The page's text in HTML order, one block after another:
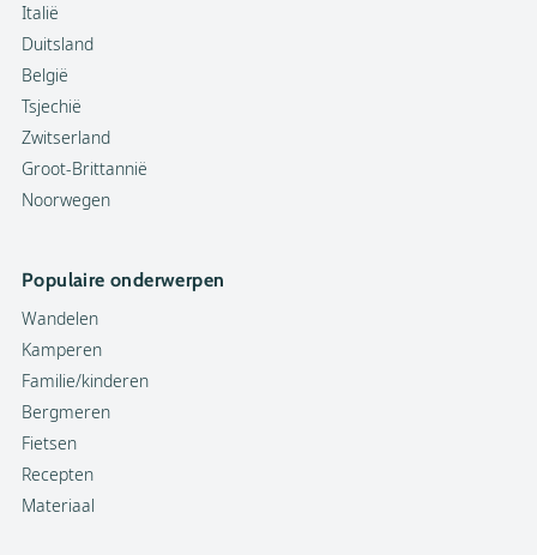
Italië
Duitsland
België
Tsjechië
Zwitserland
Groot-Brittannië
Noorwegen
Populaire onderwerpen
Wandelen
Kamperen
Familie/kinderen
Bergmeren
Fietsen
Recepten
Materiaal